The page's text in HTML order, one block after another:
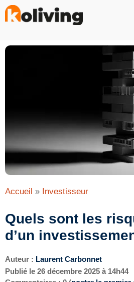
Aller
Accueil » Investisseur
Quels sont les
d’un
Auteur : Laurent Carbonnet
Publié le 26 décembre 2025 à 14h44